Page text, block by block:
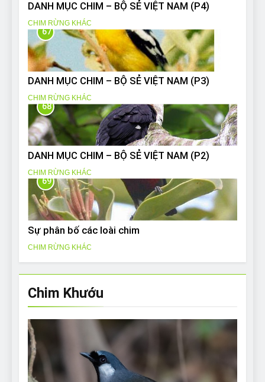
DANH MỤC CHIM – BỘ SẺ VIỆT NAM (P4)
CHIM RỪNG KHÁC
67
DANH MỤC CHIM – BỘ SẺ VIỆT NAM (P3)
CHIM RỪNG KHÁC
68
DANH MỤC CHIM – BỘ SẺ VIỆT NAM (P2)
CHIM RỪNG KHÁC
69
Sự phân bố các loài chim
CHIM RỪNG KHÁC
Chim Khướu